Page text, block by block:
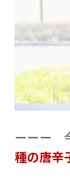
ーーー
種の唐辛